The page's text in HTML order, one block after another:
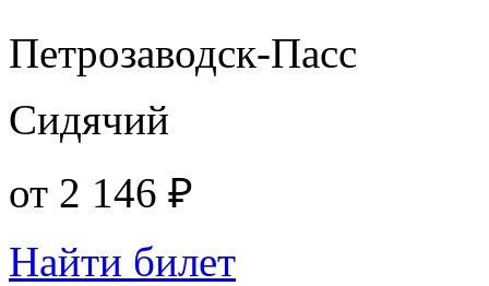
Петрозаводск-Пасс
Сидячий
от 2 146 ₽
Найти билет